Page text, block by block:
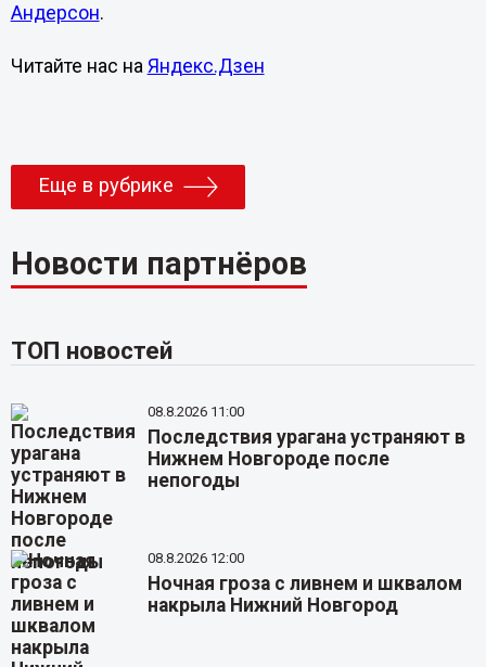
Андерсон.
Читайте нас на Яндекс.Дзен
Еще в рубрике
Новости партнёров
ТОП новостей
08.8.2026 11:00
Последствия урагана устраняют в
Нижнем Новгороде после
непогоды
08.8.2026 12:00
Ночная гроза с ливнем и шквалом
накрыла Нижний Новгород